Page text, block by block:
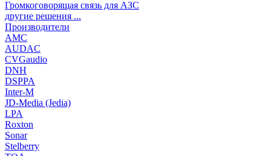
Громкоговорящая связь для АЗС
другие решения ...
Производители
AMC
AUDAC
CVGaudio
DNH
DSPPA
Inter-M
JD-Media (Jedia)
LPA
Roxton
Sonar
Stelberry